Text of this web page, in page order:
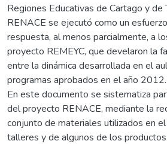
Regiones Educativas de Cartago y de
RENACE se ejecutó como un
respuesta, al menos parcialmente, a
proyecto REMEYC, que develaron la
entre la dinámica desarrollada en el
programas aprobados en el año 2012.
En este documento se sistematiza
del proyecto RENACE, mediante la
conjunto de materiales utilizados en
talleres y de algunos de los